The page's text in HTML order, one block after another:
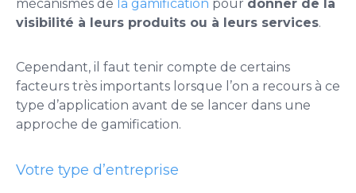
mécanismes de la gamification pour donner de la
visibilité à leurs produits ou à leurs services.
Cependant, il faut tenir compte de certains
facteurs très importants lorsque l’on a recours à ce
type d’application avant de se lancer dans une
approche de gamification.
Votre type d’entreprise